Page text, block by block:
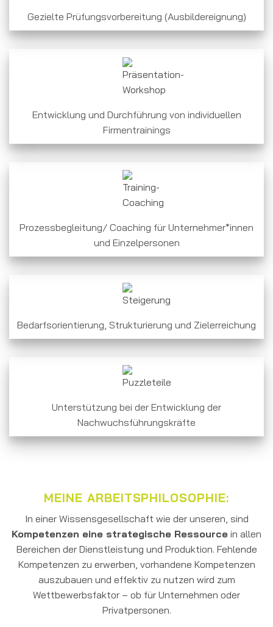
Gezielte Prüfungsvorbereitung (Ausbildereignung)
Entwicklung und Durchführung von individuellen
Firmentrainings
Prozessbegleitung/ Coaching für Unternehmer*innen
und Einzelpersonen
Bedarfsorientierung, Strukturierung und Zielerreichung
Unterstützung bei der Entwicklung der
Nachwuchsführungskräfte
MEINE ARBEITSPHILOSOPHIE:
In einer Wissensgesellschaft wie der unseren, sind
Kompetenzen eine strategische Ressource in allen
Bereichen der Dienstleistung und Produktion. Fehlende
Kompetenzen zu erwerben, vorhandene Kompetenzen
auszubauen und effektiv zu nutzen wird zum
Wettbewerbsfaktor – ob für Unternehmen oder
Privatpersonen.